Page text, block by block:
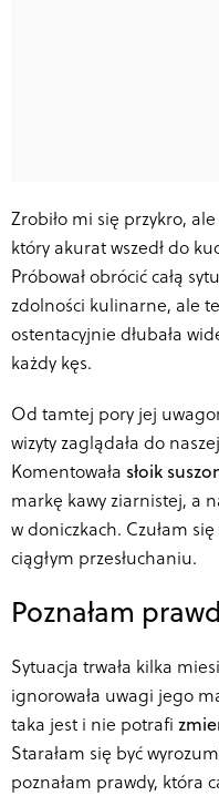
Zrobiło mi się przykro,
który akurat wszedł do
Próbował obrócić całą
zdolności kulinarne, ale
ostentacyjnie dłubała
każdy kęs.
Od tamtej pory jej
wizyty zaglądała do
Komentowała słoik
markę kawy ziarnistej, a
w doniczkach. Czułam
ciągłym przesłuchaniu.
Poznałam
Sytuacja trwała kilka
ignorowała uwagi jego
taka jest i nie potrafi
Starałam się być
poznałam prawdy, która